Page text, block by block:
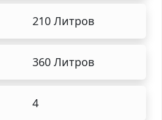
210 Литров
360 Литров
4